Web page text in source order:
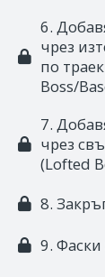
6.
чрез
по
Boss/
7.
чрез
(Lofted
8.
9. Фаски